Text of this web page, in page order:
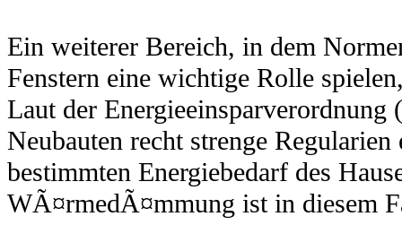
Ein weiterer Bereich, in dem
Fenstern eine wichtige Rolle
Laut der
Neubauten recht strenge
bestimmten Energiebedarf des
WÃ¤rmedÃ¤mmung ist in diesem